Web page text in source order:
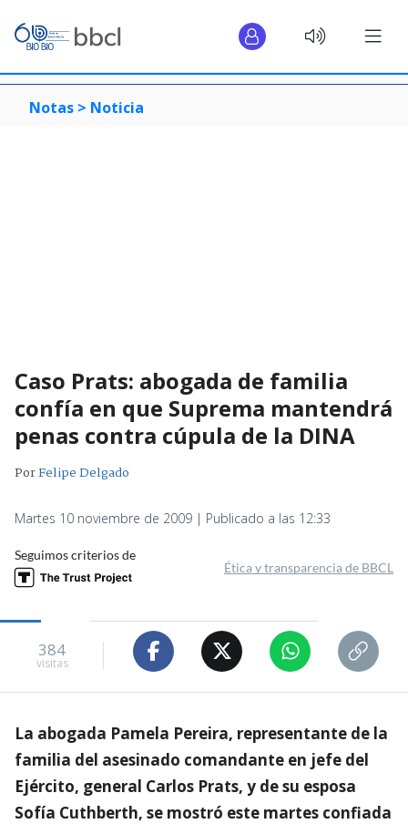
Notas > Noticia
Caso Prats: abogada de familia
confía en que Suprema mantendrá
penas contra cúpula de la DINA
PorFelipe Delgado
Martes 10 noviembre de 2009 | Publicado a las 12:33
Seguimos criterios de
Ética y transparencia de BBCL
384
visitas
La abogada Pamela Pereira, representante de la
familia del asesinado comandante en jefe del
Ejército, general Carlos Prats, y de su esposa
Sofía Cuthberth, se mostró este martes confiada